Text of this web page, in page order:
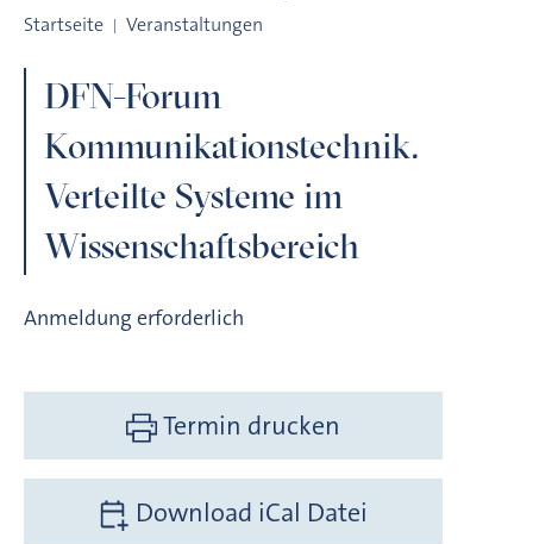
Startseite Veranstaltungen
DFN-Forum
Kommunikationstechnik.
Verteilte Systeme im
Wissenschaftsbereich
Anmeldung erforderlich
Termin drucken
Download iCal Datei